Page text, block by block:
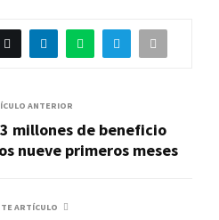
ANTERIOR
millones de beneficio
nueve primeros meses
ARTÍCULO